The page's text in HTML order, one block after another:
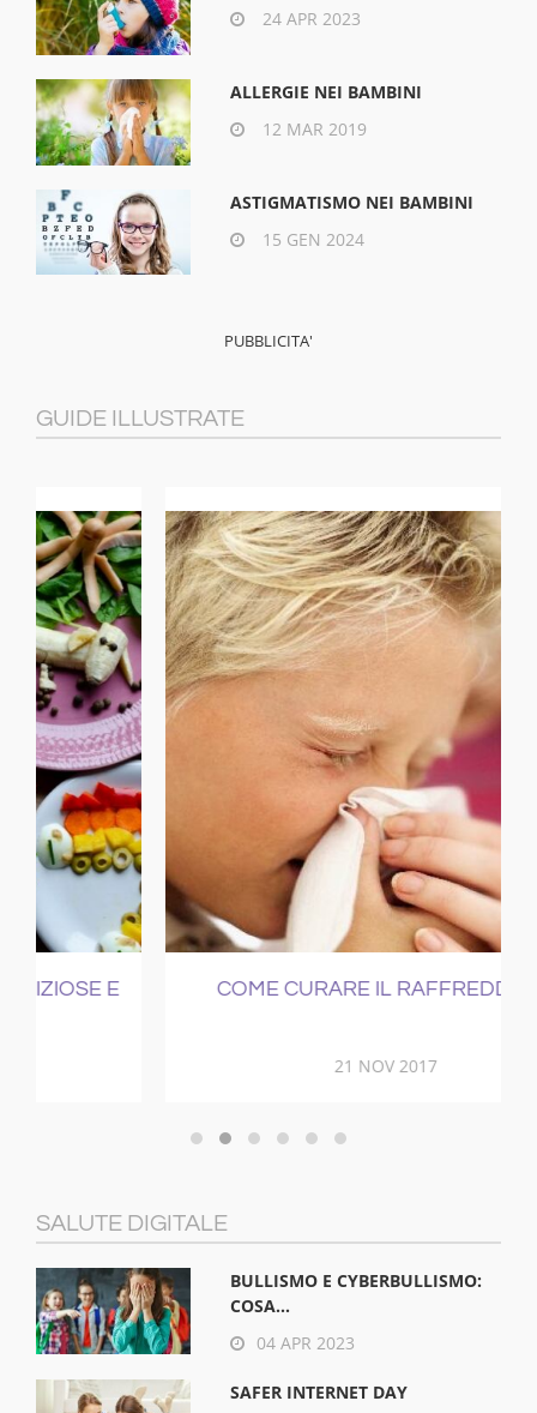
24 APR 2023
ALLERGIE NEI BAMBINI
12 MAR 2019
ASTIGMATISMO NEI BAMBINI
15 GEN 2024
GUIDE ILLUSTRATE
COME CURARE IL RAFFREDDORE
SALUTE DIGITALE
BULLISMO E CYBERBULLISMO:
COSA...
04 APR 2023
SAFER INTERNET DAY